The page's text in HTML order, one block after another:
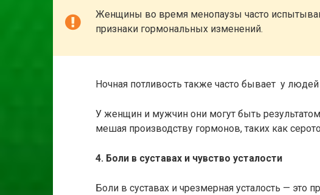
Женщины во время менопаузы часто
признаки гормональных изменений.
Ночная потливость также часто бывает у
У женщин и мужчин они могут быть
мешая производству гормонов, таких как
4. Боли в суставах и чувство усталости
Боли в суставах и чрезмерная усталость — это